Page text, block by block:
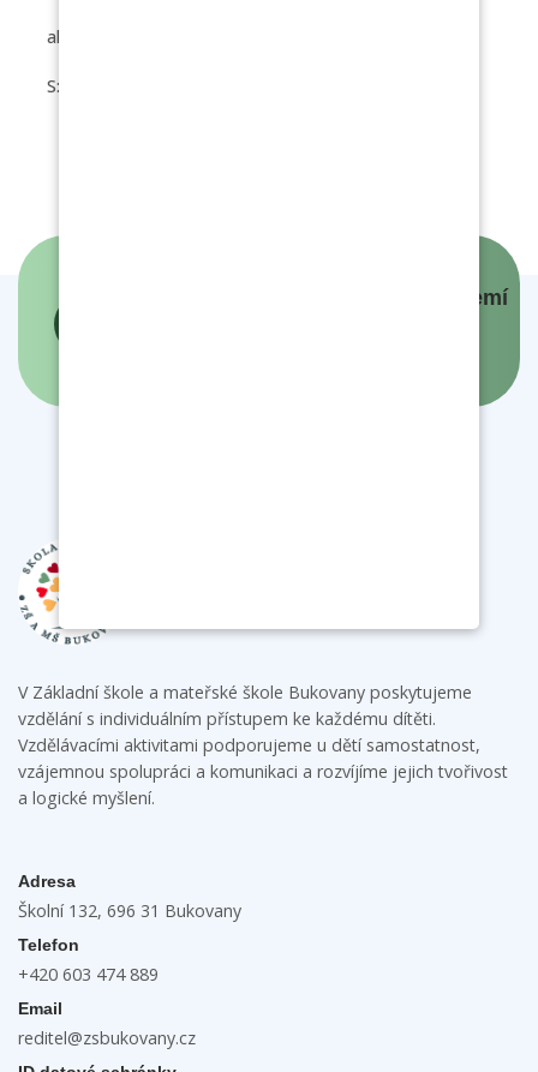
alergeny: 1a,3,7)
S: Ovocný talíř, černý čaj
Panovníci a prezidenti českých zemí
V Základní škole a mateřské škole Bukovany poskytujeme
vzdělání s individuálním přístupem ke každému dítěti.
Vzdělávacími aktivitami podporujeme u dětí samostatnost,
vzájemnou spolupráci a komunikaci a rozvíjíme jejich tvořivost
a logické myšlení.
Adresa
Školní 132, 696 31 Bukovany
Telefon
+420 603 474 889
Email
reditel@zsbukovany.cz